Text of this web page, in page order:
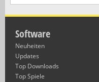
Software
Neuheiten
Updates
Top Downloads
Top Spiele